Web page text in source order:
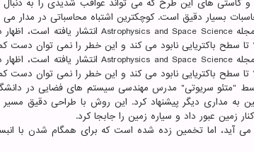
و کاستی های این طرح که می تواند عواقب شدیدی را به
بسیار دقیق است. کوچکترین اشتباه محاسباتی در مدار می
تا سطح باکتریایی نابود می کند و این خطر را نمی توان دست
تا سطح باکتریایی نابود می کند و این خطر را نمی توان دست
ای که توسط "متئو سریوتی" مدرس مهندسی سیستم های فضایی در
به مداری دیگر پیشنهاد کرد. این روش با طراحی دقیق
زمین عبور داد و سیاره زمین را جابجا کرد.
می آید، اما تخمین زده شده است که برای همگام شدن با